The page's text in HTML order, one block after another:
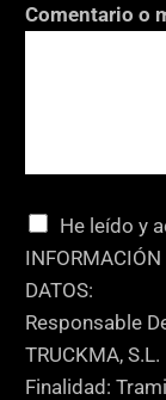
o
r
i
o
T
e
l
Comentario o
C
a
s
i
l
l
He leído y
INFORMACIÓN
DATOS:
Responsable
TRUCKMA, S.L.
Finalidad: